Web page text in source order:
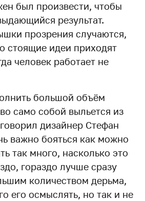
был произвести, чтобы
результат.
прозрения случаются,
стоящие идеи приходят
человек работает не
большой объём
само собой выльется из
дизайнер Стефан
важно бояться как можно
так много, насколько это
гораздо лучше сразу
количеством дерьма,
его осмыслять, но так и не